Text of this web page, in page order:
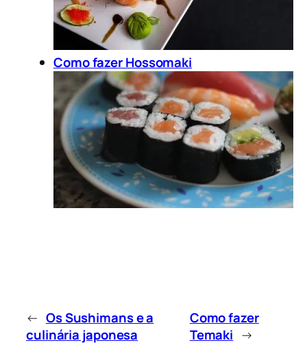
Como fazer Hossomaki
← Os Sushimans e a
culinária japonesa
Como fazer
Temaki →